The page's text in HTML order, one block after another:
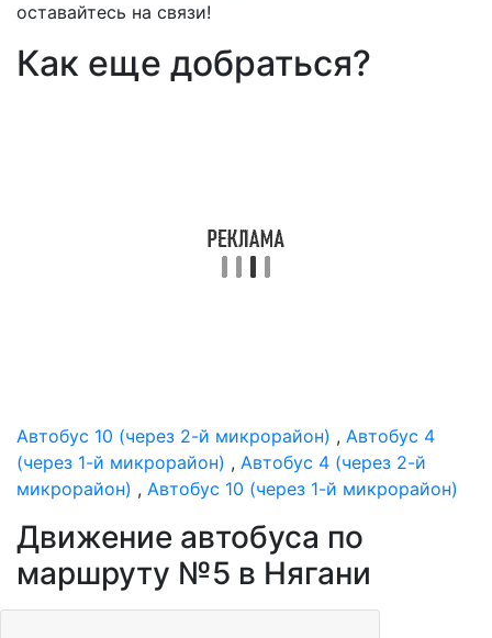
оставайтесь на связи!
Как еще добраться?
Автобус 10 (через 2-й микрорайон) , Автобус 4
(через 1-й микрорайон) , Автобус 4 (через 2-й
микрорайон) , Автобус 10 (через 1-й микрорайон)
Движение автобуса по
маршруту №5 в Нягани